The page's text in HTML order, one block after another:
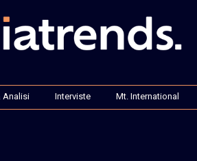
Analisi Interviste Mt. International